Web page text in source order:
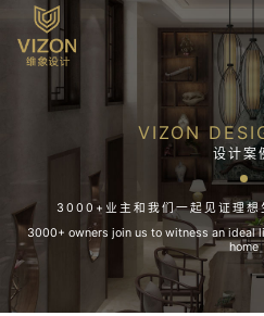
VIZON
设计案
3000+业主和我们一起见证理想
3000+ owners join us to witness an ideal
home